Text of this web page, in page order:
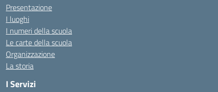
Presentazione
I luoghi
I numeri della scuola
Le carte della scuola
Organizzazione
La storia
I Servizi